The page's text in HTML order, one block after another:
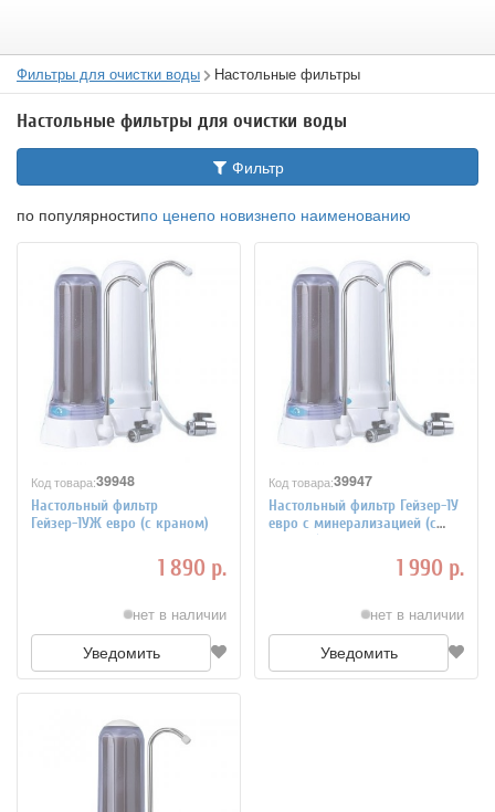
Фильтры для очистки воды Настольные фильтры
Настольные фильтры для очистки воды
Фильтр
по популярностипо ценепо новизнепо наименованию
Код товара:39948
Настольный фильтр
Гейзер-1УЖ евро (с краном)
1 890 р.
нет в наличии
Уведомить
Код товара:39947
Настольный фильтр Гейзер-1У
евро с минерализацией (с
краном)
1 990 р.
нет в наличии
Уведомить